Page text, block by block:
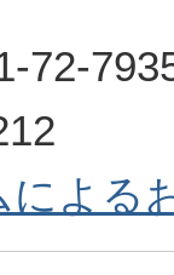
72-
による